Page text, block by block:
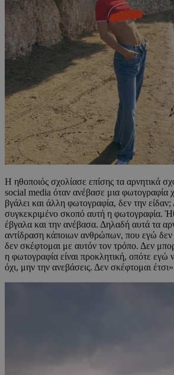
Η ηθοποιός σχολίασε επίσης τα αρνητικά
social media όταν ανέβασε μια φωτογραφία
βγάλει και άλλη φωτογραφία, δεν την είδαν;
συγκεκριμένο σκοπό αυτή η φωτογραφία.
έβγαλα και την ανέβασα. Δηλαδή αυτά τα
αντίδραση κάποιων ανθρώπων, που εγώ
δεν σκέφτομαι με αυτόν τον τρόπο. Δεν
η φωτογραφία είναι προκλητική, οπότε
όχι, μην την ανεβάσεις. Δεν σκέφτομαι